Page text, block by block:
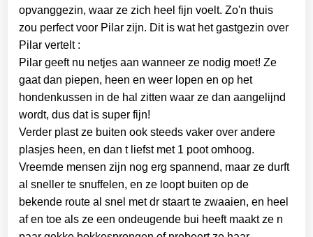
opvanggezin, waar ze zich heel fijn voelt. Zo'n thuis
zou perfect voor Pilar zijn. Dit is wat het gastgezin over
Pilar vertelt :
Pilar geeft nu netjes aan wanneer ze nodig moet! Ze
gaat dan piepen, heen en weer lopen en op het
hondenkussen in de hal zitten waar ze dan aangelijnd
wordt, dus dat is super fijn!
Verder plast ze buiten ook steeds vaker over andere
plasjes heen, en dan t liefst met 1 poot omhoog.
Vreemde mensen zijn nog erg spannend, maar ze durft
al sneller te snuffelen, en ze loopt buiten op de
bekende route al snel met dr staart te zwaaien, en heel
af en toe als ze een ondeugende bui heeft maakt ze n